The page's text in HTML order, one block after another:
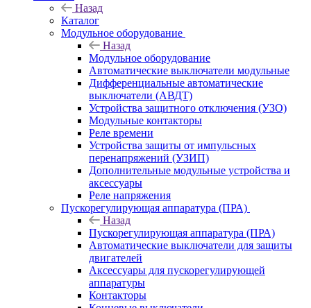
Назад
Каталог
Модульное оборудование
Назад
Модульное оборудование
Автоматические выключатели модульные
Дифференциальные автоматические
выключатели (АВДТ)
Устройства защитного отключения (УЗО)
Модульные контакторы
Реле времени
Устройства защиты от импульсных
перенапряжений (УЗИП)
Дополнительные модульные устройства и
аксессуары
Реле напряжения
Пускорегулирующая аппаратура (ПРА)
Назад
Пускорегулирующая аппаратура (ПРА)
Автоматические выключатели для защиты
двигателей
Аксессуары для пускорегулирующей
аппаратуры
Контакторы